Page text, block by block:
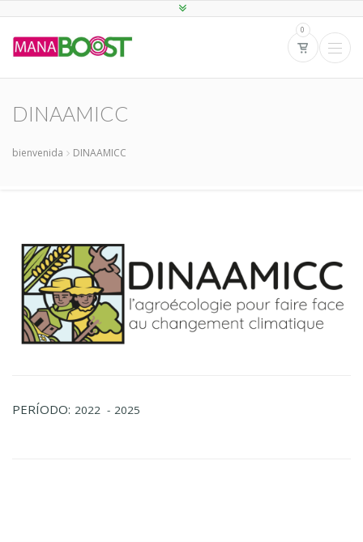
0
DINAAMICC
bienvenida DINAAMICC
PERÍODO: 2022 - 2025